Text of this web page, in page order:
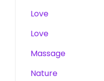
Love
Love
Massage
Nature